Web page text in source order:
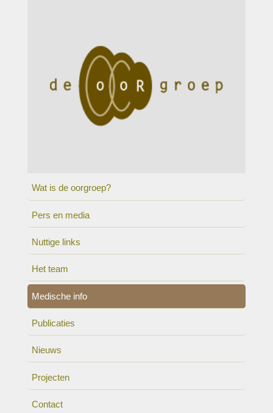
Wat is de oorgroep?
Pers en media
Nuttige links
Het team
Medische info
Publicaties
Nieuws
Projecten
Contact